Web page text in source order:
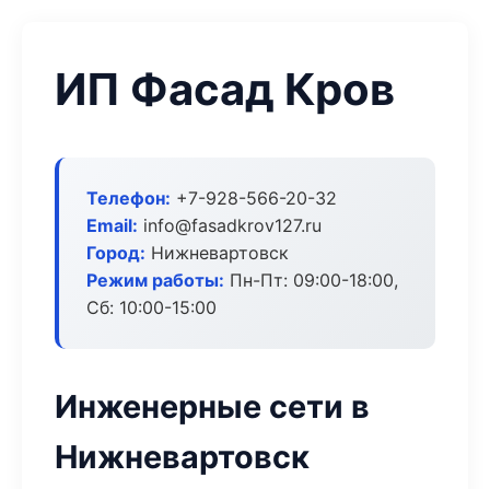
ИП Фасад Кров
Телефон: +7-928-566-20-32
Email: info@fasadkrov127.ru
Город: Нижневартовск
Режим работы: Пн-Пт: 09:00-18:00,
Сб: 10:00-15:00
Инженерные сети в
Нижневартовск